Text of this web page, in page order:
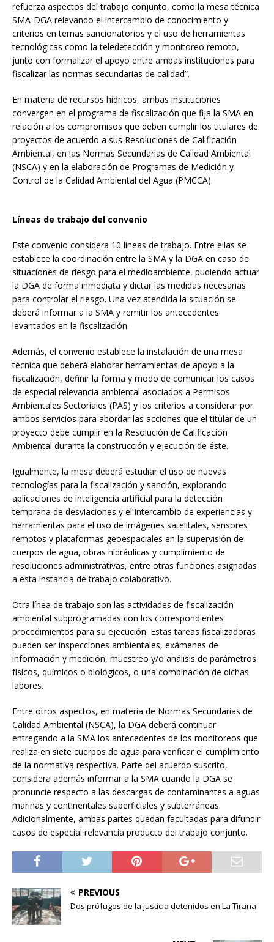
refuerza aspectos del trabajo conjunto, como la mesa técnica
SMA-DGA relevando el intercambio de conocimiento y
criterios en temas sancionatorios y el uso de herramientas
tecnológicas como la teledetección y monitoreo remoto,
junto con formalizar el apoyo entre ambas instituciones para
fiscalizar las normas secundarias de calidad”.
En materia de recursos hídricos, ambas instituciones
convergen en el programa de fiscalización que fija la SMA en
relación a los compromisos que deben cumplir los titulares de
proyectos de acuerdo a sus Resoluciones de Calificación
Ambiental, en las Normas Secundarias de Calidad Ambiental
(NSCA) y en la elaboración de Programas de Medición y
Control de la Calidad Ambiental del Agua (PMCCA).
Líneas de trabajo del convenio
Este convenio considera 10 líneas de trabajo. Entre ellas se
establece la coordinación entre la SMA y la DGA en caso de
situaciones de riesgo para el medioambiente, pudiendo actuar
la DGA de forma inmediata y dictar las medidas necesarias
para controlar el riesgo. Una vez atendida la situación se
deberá informar a la SMA y remitir los antecedentes
levantados en la fiscalización.
Además, el convenio establece la instalación de una mesa
técnica que deberá elaborar herramientas de apoyo a la
fiscalización, definir la forma y modo de comunicar los casos
de especial relevancia ambiental asociados a Permisos
Ambientales Sectoriales (PAS) y los criterios a considerar por
ambos servicios para abordar las acciones que el titular de un
proyecto debe cumplir en la Resolución de Calificación
Ambiental durante la construcción y ejecución de éste.
Igualmente, la mesa deberá estudiar el uso de nuevas
tecnologías para la fiscalización y sanción, explorando
aplicaciones de inteligencia artificial para la detección
temprana de desviaciones y el intercambio de experiencias y
herramientas para el uso de imágenes satelitales, sensores
remotos y plataformas geoespaciales en la supervisión de
cuerpos de agua, obras hidráulicas y cumplimiento de
resoluciones administrativas, entre otras funciones asignadas
a esta instancia de trabajo colaborativo.
Otra línea de trabajo son las actividades de fiscalización
ambiental subprogramadas con los correspondientes
procedimientos para su ejecución. Estas tareas fiscalizadoras
pueden ser inspecciones ambientales, exámenes de
información y medición, muestreo y/o análisis de parámetros
físicos, químicos o biológicos, o una combinación de dichas
labores.
Entre otros aspectos, en materia de Normas Secundarias de
Calidad Ambiental (NSCA), la DGA deberá continuar
entregando a la SMA los antecedentes de los monitoreos que
realiza en siete cuerpos de agua para verificar el cumplimiento
de la normativa respectiva. Parte del acuerdo suscrito,
considera además informar a la SMA cuando la DGA se
pronuncie respecto a las descargas de contaminantes a aguas
marinas y continentales superficiales y subterráneas.
Adicionalmente, ambas partes quedan facultadas para difundir
casos de especial relevancia producto del trabajo conjunto.
PREVIOUS
Dos prófugos de la justicia detenidos en La Tirana